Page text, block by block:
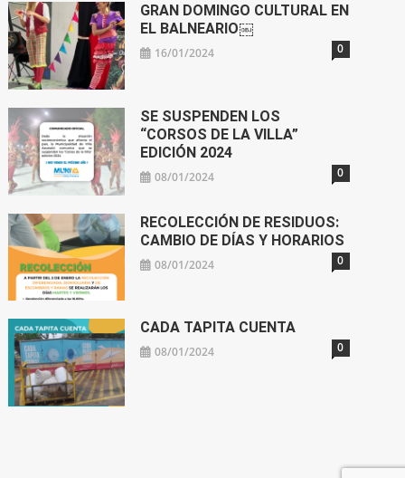
GRAN DOMINGO CULTURAL EN
EL BALNEARIO￼
16/01/2024 0
SE SUSPENDEN LOS
“CORSOS DE LA VILLA”
EDICIÓN 2024
08/01/2024 0
RECOLECCIÓN DE RESIDUOS:
CAMBIO DE DÍAS Y HORARIOS
08/01/2024 0
CADA TAPITA CUENTA
08/01/2024 0